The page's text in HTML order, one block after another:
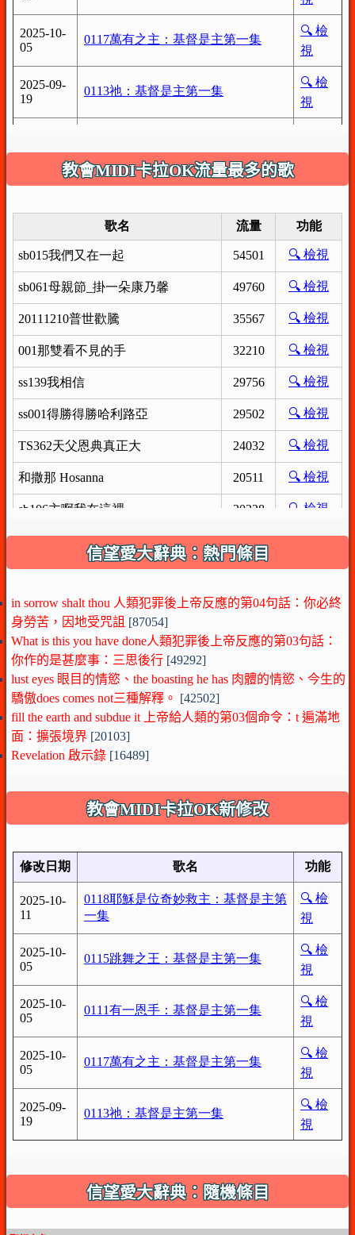
教會MIDI卡拉OK流量最多的歌
信望愛大辭典：熱門條目
in sorrow shalt thou 人類犯罪後上帝反應的第04句話：你必終
身勞苦，因地受咒詛 [87054]
What is this you have done人類犯罪後上帝反應的第03句話：
你作的是甚麼事：三思後行 [49292]
lust eyes 眼目的情慾、the boasting he has 肉體的情慾、今生的
驕傲does comes not三種解釋。 [42502]
fill the earth and subdue it 上帝給人類的第03個命令：t 遍滿地
面：擴張境界 [20103]
Revelation 啟示錄 [16489]
教會MIDI卡拉OK新修改
信望愛大辭典：隨機條目